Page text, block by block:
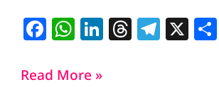
F
c
W
at
Li T T X
Read More »